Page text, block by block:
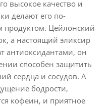
высокое качество и
делают его по-
Цейлонский
а настоящий эликсир
антиоксидантами, он
способен защитить
сердца и сосудов. А
бодрости,
кофеин, и приятное